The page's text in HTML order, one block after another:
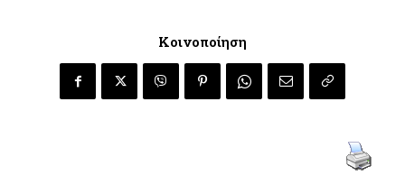
Κοινοποίηση